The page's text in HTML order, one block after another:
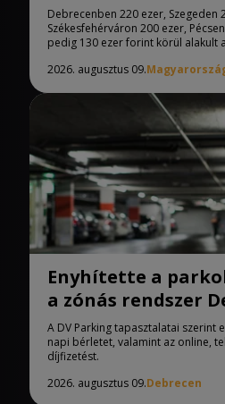
Debrecenben 220 ezer, Szegeden
Székesfehérváron 200 ezer,
pedig 130 ezer forint körül alakult
2026. augusztus 09.
Enyhítette a
a zónás rendszer
A DV Parking tapasztalatai szerint
napi bérletet, valamint az online,
díjfizetést.
2026. augusztus 09.Debrecen